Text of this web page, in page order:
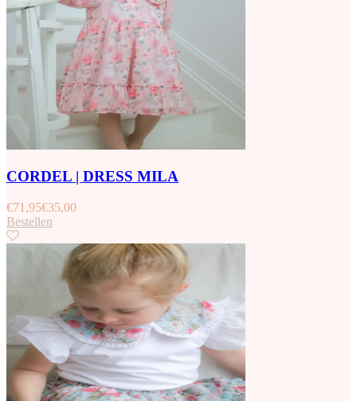
CORDEL | DRESS MILA
€71,95€35,00
Bestellen